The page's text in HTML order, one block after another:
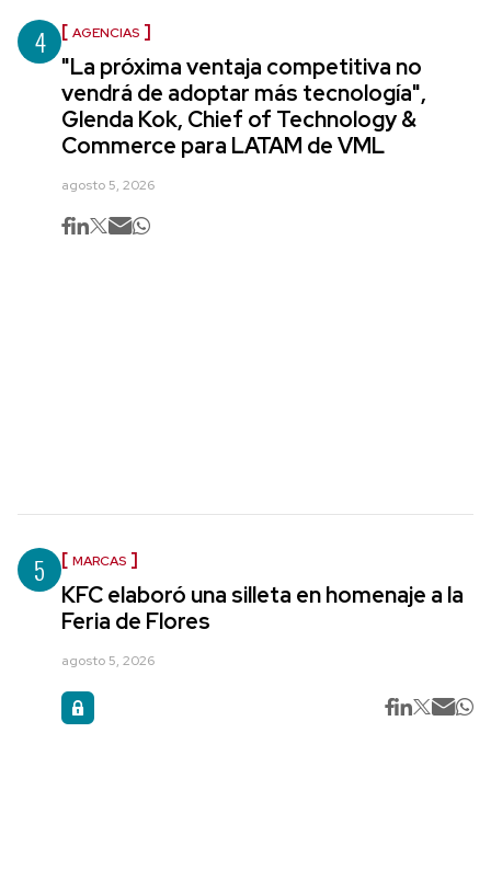
4 AGENCIAS
"La próxima ventaja competitiva no
vendrá de adoptar más tecnología",
Glenda Kok, Chief of Technology &
Commerce para LATAM de VML
agosto 5, 2026
5 MARCAS
KFC elaboró una silleta en homenaje a la
Feria de Flores
agosto 5, 2026